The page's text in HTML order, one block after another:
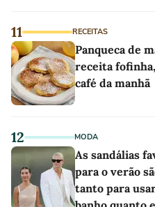
11 RECEITAS
Panqueca de
receita
café da manhã
12 MODA
As sandálias
para o verão
tanto para